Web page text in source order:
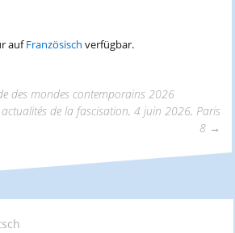
aufFranzösisch verfügbar.
des mondes contemporains 2026
actualités de la fascisation, 4 juin 2026, Paris
8 →